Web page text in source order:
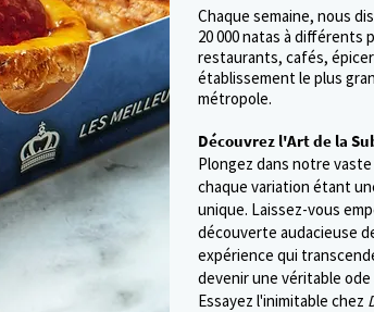
Chaque semaine, nous
20 000 natas à différents
restaurants, cafés,
établissement le plus
métropole.
Découvrez l'Art de la
Plongez dans notre
chaque variation étant
unique. Laissez-vous
découverte audacieuse
expérience qui
devenir une véritable ode
Essayez l'inimitable chez